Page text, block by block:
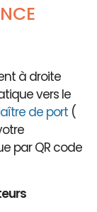
à droite
vers le
de port (
par QR code